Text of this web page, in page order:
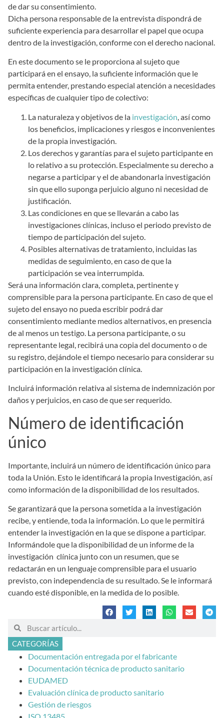
de dar su consentimiento.
Dicha persona responsable de la entrevista dispondrá de
suficiente experiencia para desarrollar el papel que ocupa
dentro de la investigación, conforme con el derecho nacional.
En este documento se le proporciona al sujeto que
participará en el ensayo, la suficiente información que le
permita entender, prestando especial atención a necesidades
específicas de cualquier tipo de colectivo:
La naturaleza y objetivos de la investigación, así como
los beneficios, implicaciones y riesgos e inconvenientes
de la propia investigación.
Los derechos y garantías para el sujeto participante en
lo relativo a su protección. Especialmente su derecho a
negarse a participar y el de abandonarla investigación
sin que ello suponga perjuicio alguno ni necesidad de
justificación.
Las condiciones en que se llevarán a cabo las
investigaciones clínicas, incluso el periodo previsto de
tiempo de participación del sujeto.
Posibles alternativas de tratamiento, incluidas las
medidas de seguimiento, en caso de que la
participación se vea interrumpida.
Será una información clara, completa, pertinente y
comprensible para la persona participante. En caso de que el
sujeto del ensayo no pueda escribir podrá dar
consentimiento mediante medios alternativos, en presencia
de al menos un testigo. La persona participante, o su
representante legal, recibirá una copia del documento o de
su registro, dejándole el tiempo necesario para considerar su
participación en la investigación clínica.
Incluirá información relativa al sistema de indemnización por
daños y perjuicios, en caso de que ser requerido.
Número de identificación
único
Importante, incluirá un número de identificación único para
toda la Unión. Esto le identificará la propia Investigación, así
como información de la disponibilidad de los resultados.
Se garantizará que la persona sometida a la investigación
recibe, y entiende, toda la información. Lo que le permitirá
entender la investigación en la que se dispone a participar.
Informándole que la disponibilidad de un informe de la
investigación clínica junto con un resumen, que se
redactarán en un lenguaje comprensible para el usuario
previsto, con independencia de su resultado. Se le informará
cuando esté disponible, en la medida de lo posible.
CATEGORÍAS
Documentación entregada por el fabricante
Documentación técnica de producto sanitario
EUDAMED
Evaluación clínica de producto sanitario
Gestión de riesgos